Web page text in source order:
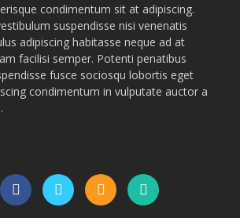
condimentum sit at adipiscing.
suspendisse nisi venenatis
adipiscing habitasse neque ad at
facilisi semper. Potenti penatibus
fusce sociosqu lobortis eget
condimentum in vulputate auctor a